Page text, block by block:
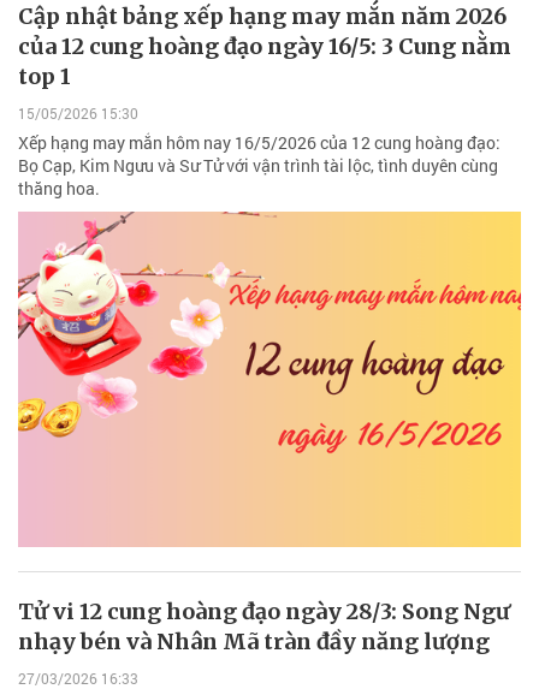
Cập nhật bảng xếp hạng may mắn năm 2026
của 12 cung hoàng đạo ngày 16/5: 3 Cung nằm
top 1
15/05/2026 15:30
Xếp hạng may mắn hôm nay 16/5/2026 của 12 cung hoàng đạo:
Bọ Cạp, Kim Ngưu và Sư Tử với vận trình tài lộc, tình duyên cùng
thăng hoa.
Tử vi 12 cung hoàng đạo ngày 28/3: Song Ngư
nhạy bén và Nhân Mã tràn đầy năng lượng
27/03/2026 16:33